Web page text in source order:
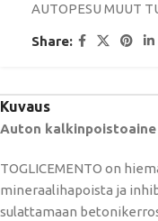
AUTOPESU MUUT
Share:
Kuvaus
Auton kalkinpoistoaine
TOGLICEMENTO on
mineraalihapoista ja
sulattamaan